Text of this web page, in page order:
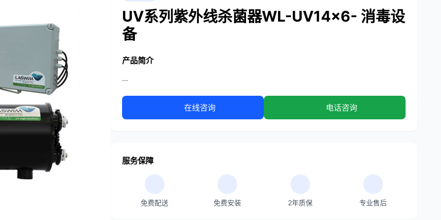
UV系列紫外线杀菌器WL-UV14×6- 消毒设
备
产品简介
...
在线咨询 电话咨询
服务保障
免费配送 免费安装 2年质保 专业售后